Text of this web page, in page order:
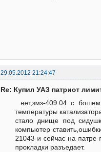
29.05.2012 21:24:47
Re: Купил УАЗ патриот
нет,змз-409.04 с
температуры
стало днище под
компьютер
21043 и сейчас на патре
прокладки разъедает.